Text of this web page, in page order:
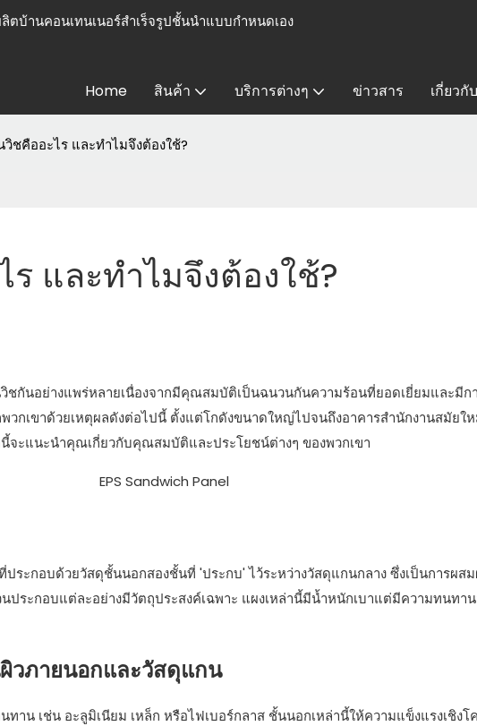
ตบ้านคอนเทนเนอร์สำเร็จรูปชั้นนำแบบกำหนดเอง
Home สินค้า บริการต่างๆ ข่าวสาร เกี่ยวกั
ชคืออะไร และทำไมจึงต้องใช้?
และทำไมจึงต้องใช้?
ชกันอย่างแพร่หลายเนื่องจากมีคุณสมบัติเป็นฉนวนกันความร้อนที่ยอดเยี่ยมและมีก
พวกเขาด้วยเหตุผลดังต่อไปนี้ ตั้งแต่โกดังขนาดใหญ่ไปจนถึงอาคารสำนักงานสมัย
จะแนะนำคุณเกี่ยวกับคุณสมบัติและประโยชน์ต่างๆ ของพวกเขา
ระกอบด้วยวัสดุชั้นนอกสองชั้นที่ 'ประกบ' ไว้ระหว่างวัสดุแกนกลาง ซึ่งเป็นการผสม
ระกอบแต่ละอย่างมีวัตถุประสงค์เฉพาะ แผงเหล่านี้มีน้ำหนักเบาแต่มีความทนทา
วภายนอกและวัสดุแกน
น เช่น อะลูมิเนียม เหล็ก หรือไฟเบอร์กลาส ชั้นนอกเหล่านี้ให้ความแข็งแรงเชิงโ